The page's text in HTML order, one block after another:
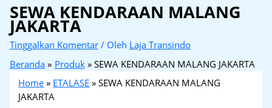
SEWA KENDARAAN MALANG
JAKARTA
Tinggalkan Komentar / Oleh Laja Transindo
Beranda
Produk
SEWA KENDARAAN MALANG JAKARTA
Home » ETALASE »SEWA KENDARAAN MALANG
JAKARTA